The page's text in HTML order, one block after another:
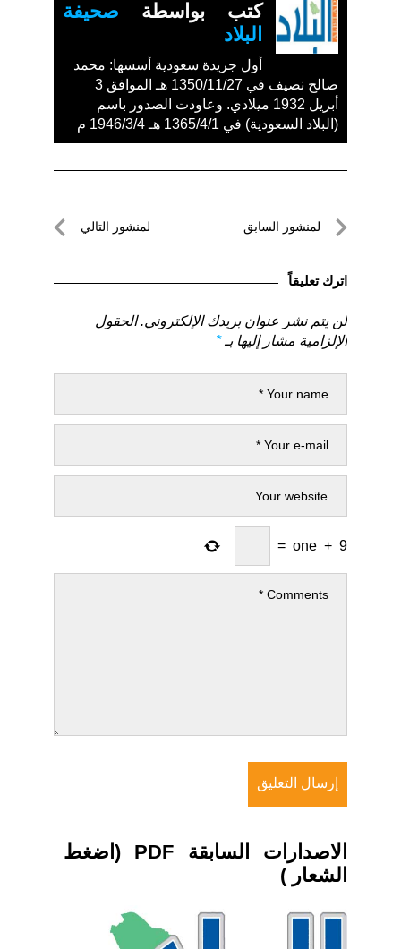
كتب بواسطة صحيفة
البلاد
أول جريدة سعودية أسسها: محمد
صالح نصيف في 1350/11/27 هـ الموافق 3
أبريل 1932 ميلادي. وعاودت الصدور باسم
(البلاد السعودية) في 1365/4/1 هـ 1946/3/4 م
تصفّحلمنشور السابق
السابق
لمنشور التالي
اترك تعليقاً
لن يتم نشر عنوان بريدك الإلكتروني. الحقول
الإلزامية مشار إليها بـ*
9
+
one
=
الاصدارات السابقة PDF (اضغط
الشعار )